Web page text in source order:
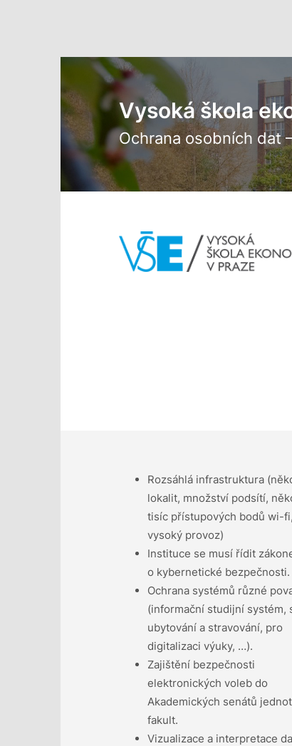
Vysoká škola
Ochrana osobních dat
Rozsáhlá infrastruktura
lokalit, množství podsítí,
tisíc přístupových bodů wi-fi,
vysoký provoz)
Instituce se musí řídit
o kybernetické bezpečnosti.
Ochrana systémů různé
(informační studijní systém,
ubytování a stravování, pro
digitalizaci výuky, …).
Zajištění bezpečnosti
elektronických voleb do
Akademických senátů
fakult.
Vizualizace a interpretace